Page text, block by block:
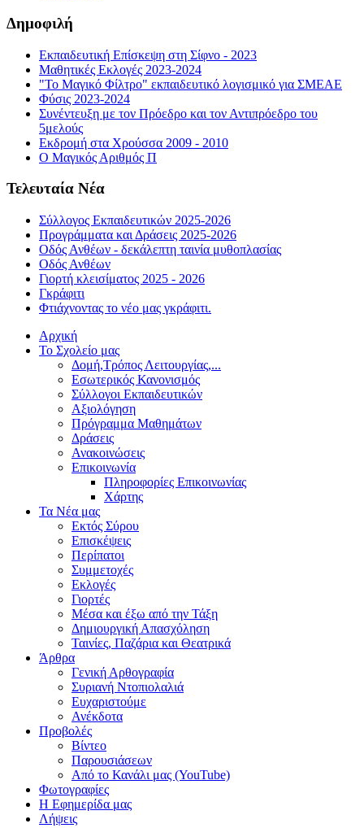
Δημοφιλή
Εκπαιδευτική Επίσκεψη στη Σίφνο - 2023
Μαθητικές Εκλογές 2023-2024
"Το Μαγικό Φίλτρο" εκπαιδευτικό λογισμικό για ΣΜΕΑΕ
Φύσις 2023-2024
Συνέντευξη με τον Πρόεδρο και τον Αντιπρόεδρο του
5μελούς
Εκδρομή στα Χρούσσα 2009 - 2010
Ο Μαγικός Αριθμός Π
Τελευταία Νέα
Σύλλογος Εκπαιδευτικών 2025-2026
Προγράμματα και Δράσεις 2025-2026
Οδός Ανθέων - δεκάλεπτη ταινία μυθοπλασίας
Οδός Ανθέων
Γιορτή κλεισίματος 2025 - 2026
Γκράφιτι
Φτιάχνοντας το νέο μας γκράφιτι.
Αρχική
Το Σχολείο μας
Δομή,Τρόπος Λειτουργίας,...
Εσωτερικός Κανονισμός
Σύλλογοι Εκπαιδευτικών
Αξιολόγηση
Πρόγραμμα Μαθημάτων
Δράσεις
Ανακοινώσεις
Επικοινωνία
Πληροφορίες Επικοινωνίας
Χάρτης
Τα Νέα μας
Εκτός Σύρου
Επισκέψεις
Περίπατοι
Συμμετοχές
Εκλογές
Γιορτές
Μέσα και έξω από την Τάξη
Δημιουργική Απασχόληση
Ταινίες, Παζάρια και Θεατρικά
Άρθρα
Γενική Αρθογραφία
Συριανή Ντοπιολαλιά
Ευχαριστούμε
Ανέκδοτα
Προβολές
Βίντεο
Παρουσιάσεων
Από το Κανάλι μας (YouTube)
Φωτογραφίες
Η Εφημερίδα μας
Λήψεις